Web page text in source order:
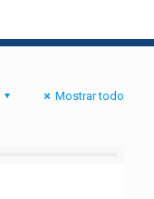
Mostrar todo